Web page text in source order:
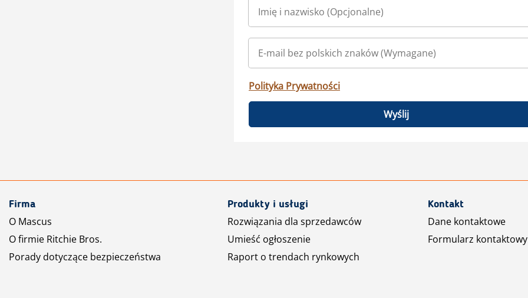
Polityka Prywatności
Wyślij
Firma
O Mascus
O firmie Ritchie Bros.
Porady dotyczące bezpieczeństwa
Produkty i usługi
Rozwiązania dla sprzedawców
Umieść ogłoszenie
Raport o trendach rynkowych
Kontakt
Dane kontaktowe
Formularz kontaktowy